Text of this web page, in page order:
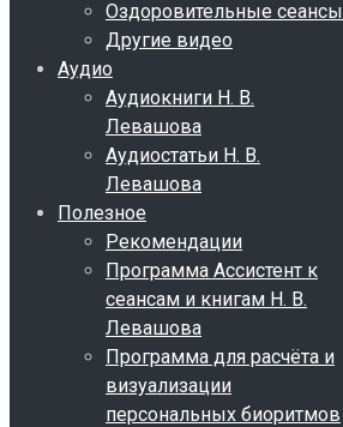
Оздоровительные сеансы
Другие видео
Аудио
Аудиокниги Н. В.
Левашова
Аудиостатьи Н. В.
Левашова
Полезное
Рекомендации
Программа Ассистент к
сеансам и книгам Н. В.
Левашова
Программа для расчёта и
визуализации
персональных биоритмов